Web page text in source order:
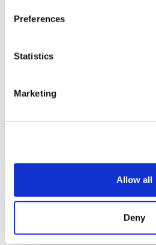
Preferences
Statistics
Marketing
Allow all
Deny
Scopri
integrato